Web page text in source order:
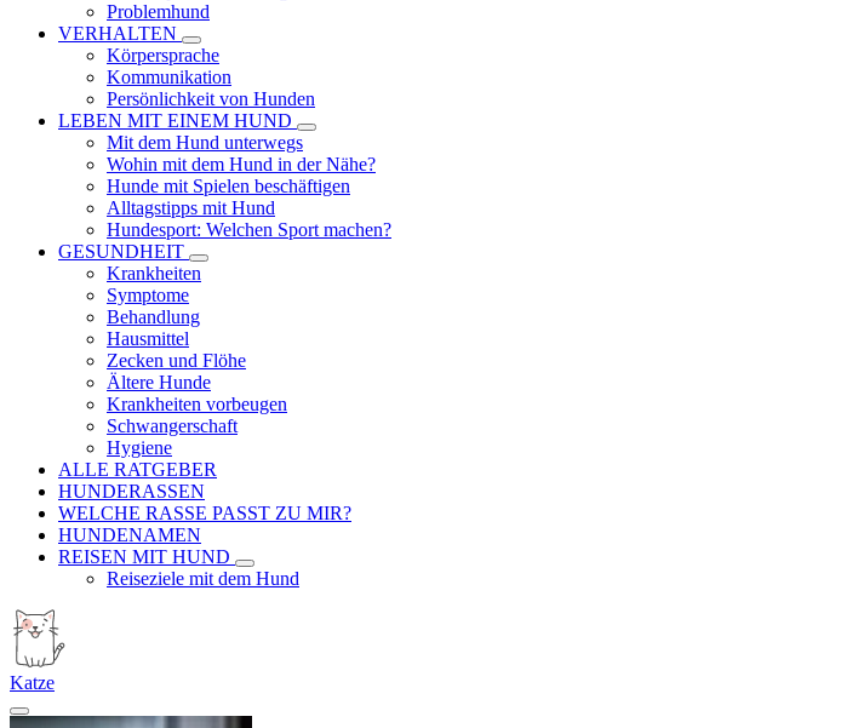
Problemhund
VERHALTEN
Körpersprache
Kommunikation
Persönlichkeit von Hunden
LEBEN MIT EINEM HUND
Mit dem Hund unterwegs
Wohin mit dem Hund in der Nähe?
Hunde mit Spielen beschäftigen
Alltagstipps mit Hund
Hundesport: Welchen Sport machen?
GESUNDHEIT
Krankheiten
Symptome
Behandlung
Hausmittel
Zecken und Flöhe
Ältere Hunde
Krankheiten vorbeugen
Schwangerschaft
Hygiene
ALLE RATGEBER
HUNDERASSEN
WELCHE RASSE PASST ZU MIR?
HUNDENAMEN
REISEN MIT HUND
Reiseziele mit dem Hund
Katze